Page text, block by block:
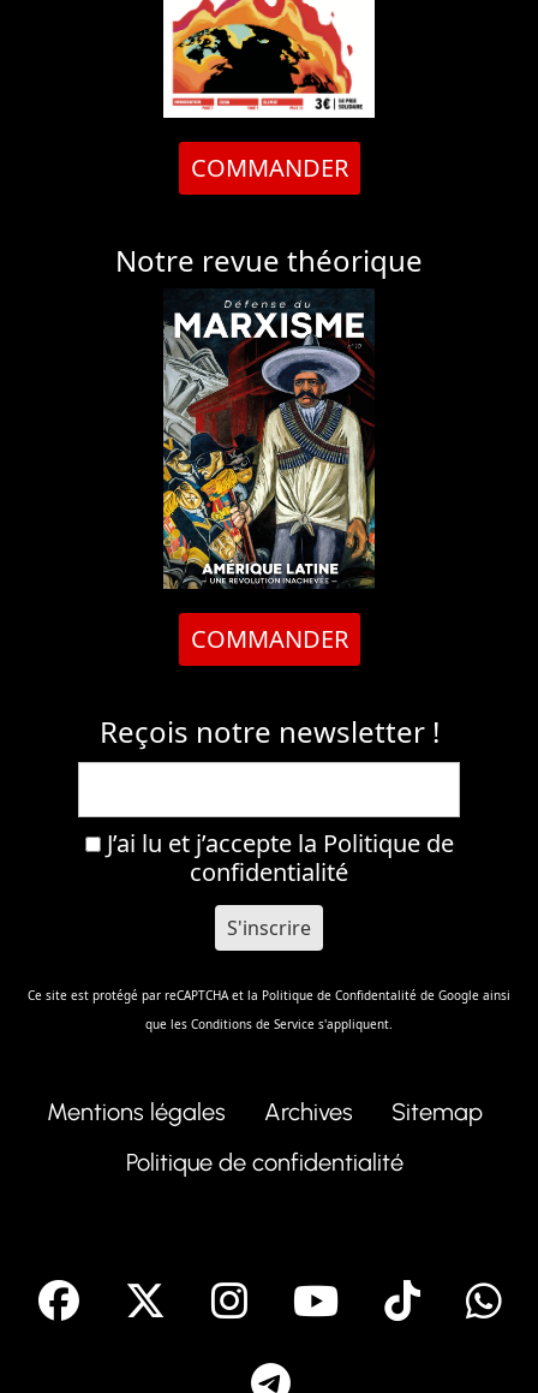
COMMANDER
Notre revue théorique
COMMANDER
Reçois notre newsletter !
J’ai lu et j’accepte la Politique de
confidentialité
Ce site est protégé par reCAPTCHA et la Politique de Confidentalité de Google ainsi
que les Conditions de Service s'appliquent.
Mentions légales Archives
Sitemap
Politique de confidentialité
facebook Instagram
Youtube
Tik